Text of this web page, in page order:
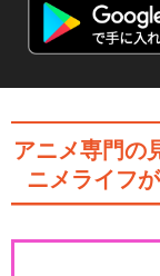
アニメ専門の
ニメライフ